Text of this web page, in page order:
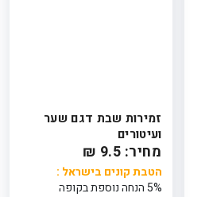
זמירות שבת דגם שער
ועיטורים
מחיר: 9.5 ₪
הטבת קונים בישראל :
5% הנחה נוספת בקופה